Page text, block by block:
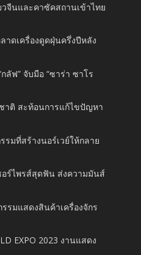
วจีนและคาซัคสถานเข้าไทย
าดเครื่องดูดฝุ่นครึ่งปีหลัง
ลัฟ” จับมือ “ซาร่า ซาโร
าติ สะท้อนการแก้ไขปัญหา
รมที่สร้างนอร์เวย์ให้กลาย
อร์ไพรส์สุดฟัน ส่งความมันส์
รมแสดงสินค้าเครื่องจักร
EXPO 2023 งานแสดง